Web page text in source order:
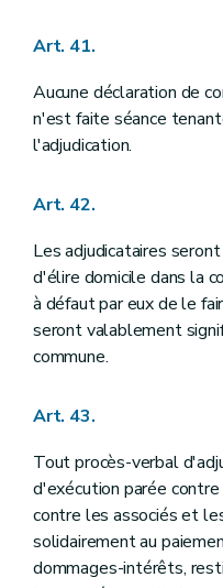
Art. 41.
Aucune déclaration de
n'est faite séance
l'adjudication.
Art. 42.
Les adjudicataires
d'élire domicile dans la
à défaut par eux de le
seront valablement
commune.
Art. 43.
Tout procès-verbal
d'exécution parée contre
contre les associés et
solidairement au
dommages-intérêts,